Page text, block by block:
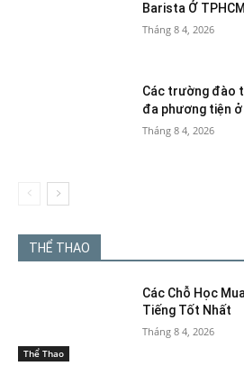
Barista Ở
Tháng 8 4, 2026
Các trường đào
đa phương tiện
Tháng 8 4, 2026
THỂ THAO
Thể Thao
Các Chỗ Học
Tiếng Tốt Nhất
Tháng 8 4, 2026